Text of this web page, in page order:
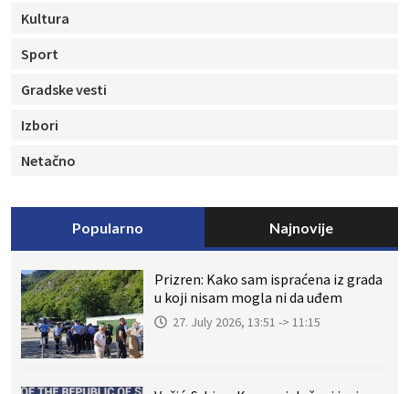
Kultura
Sport
Gradske vesti
Izbori
Netačno
Popularno Najnovije
Prizren: Kako sam ispraćena iz grada
u koji nisam mogla ni da uđem
27. July 2026, 13:51 -> 11:15